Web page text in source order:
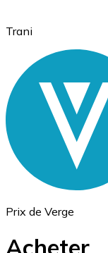
Ethereum
Trani
Prix de Verge